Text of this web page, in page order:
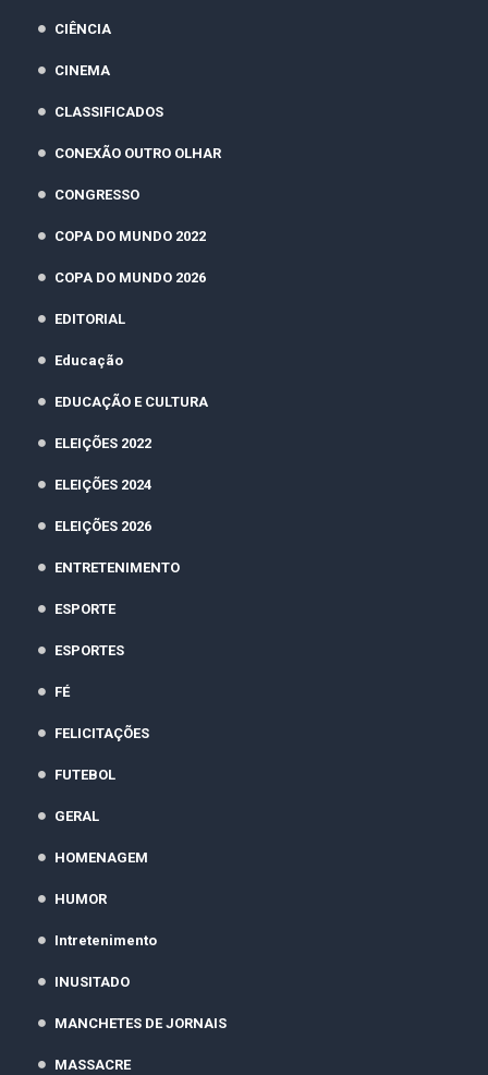
CIÊNCIA
CINEMA
CLASSIFICADOS
CONEXÃO OUTRO OLHAR
CONGRESSO
COPA DO MUNDO 2022
COPA DO MUNDO 2026
EDITORIAL
Educação
EDUCAÇÃO E CULTURA
ELEIÇÕES 2022
ELEIÇÕES 2024
ELEIÇÕES 2026
ENTRETENIMENTO
ESPORTE
ESPORTES
FÉ
FELICITAÇÕES
FUTEBOL
GERAL
HOMENAGEM
HUMOR
Intretenimento
INUSITADO
MANCHETES DE JORNAIS
MASSACRE